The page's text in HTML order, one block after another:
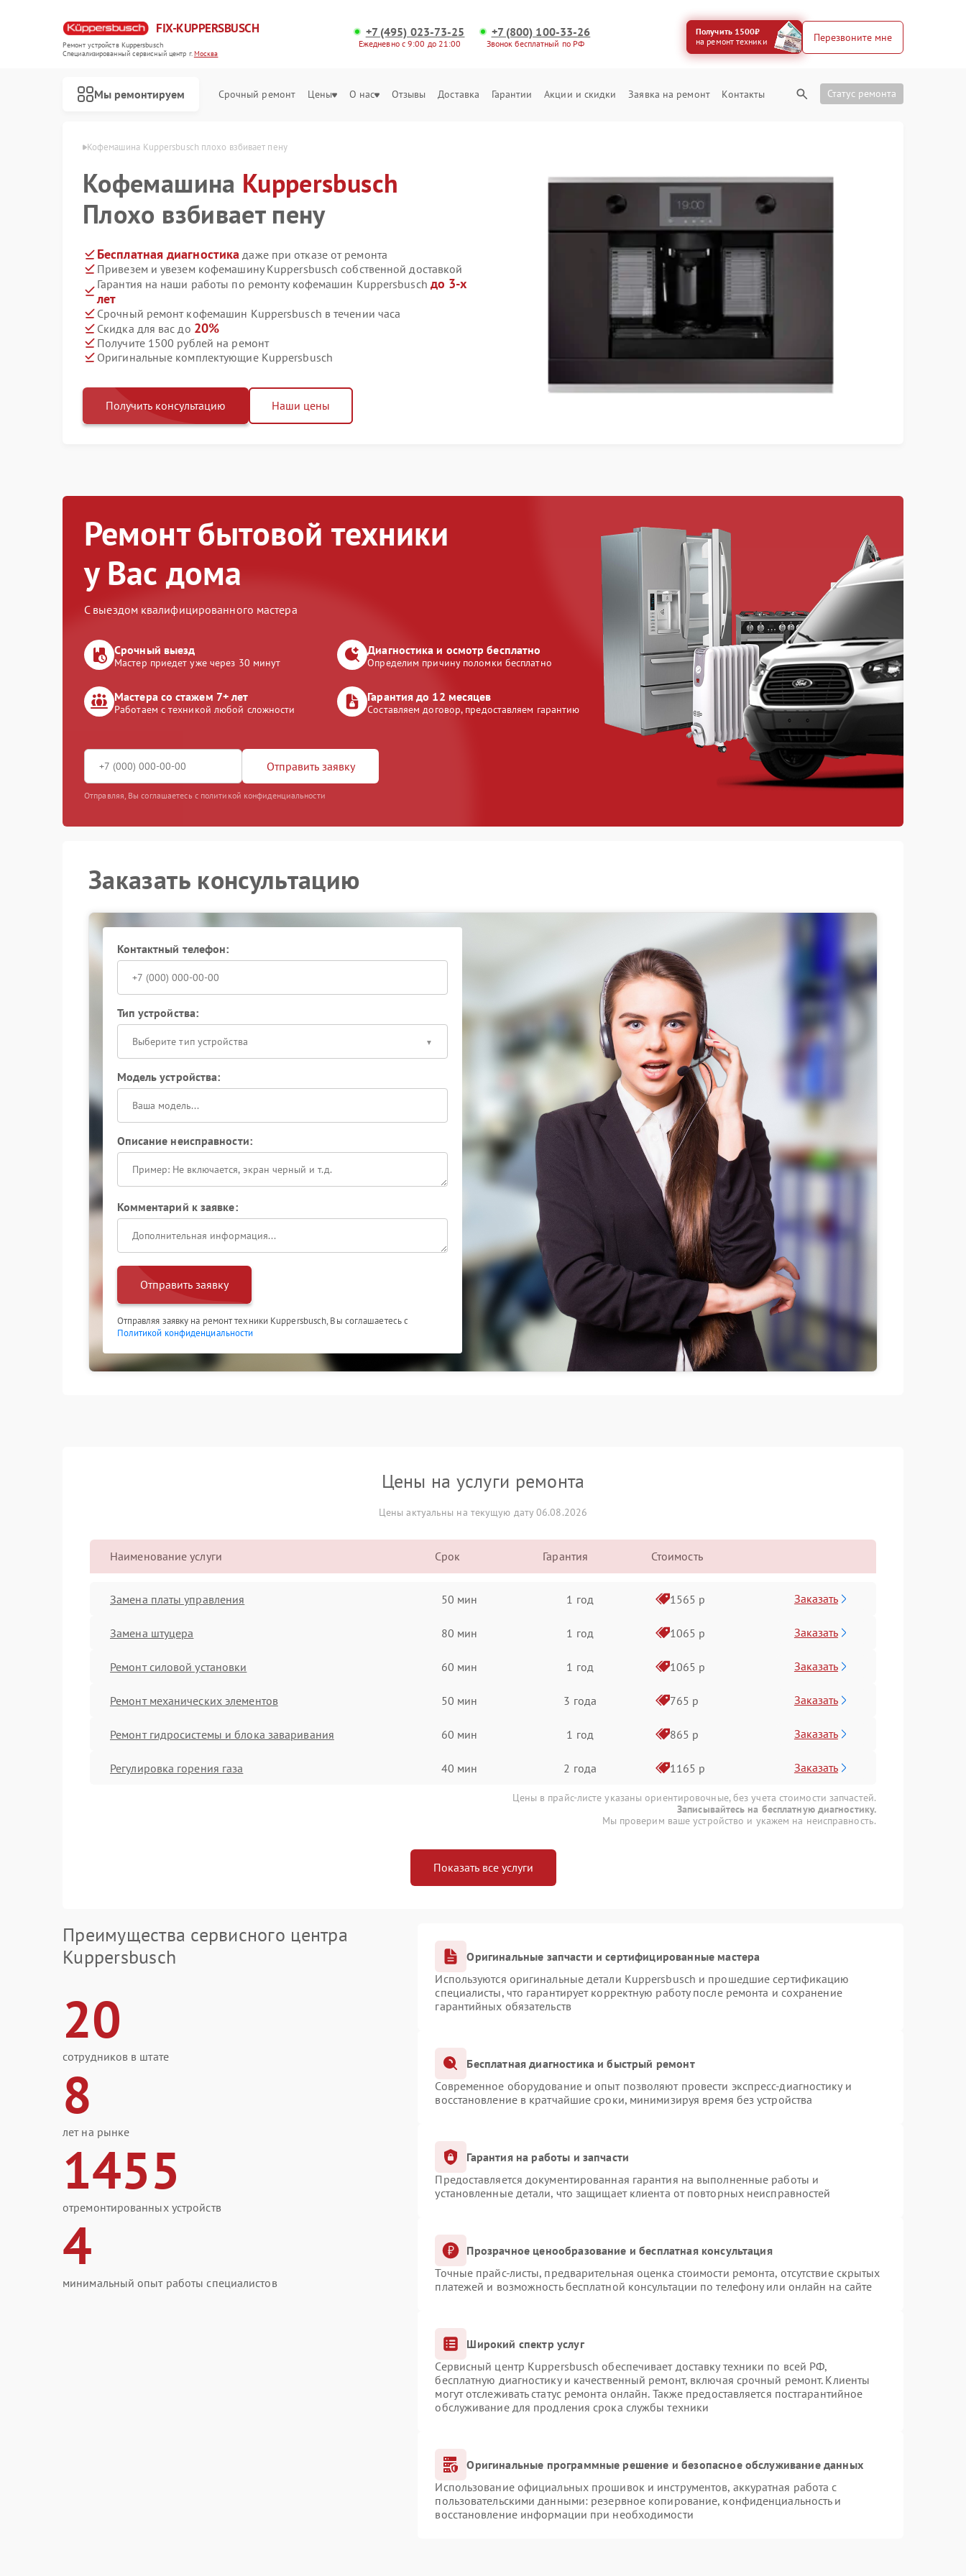
FIX-KUPPERSBUSCH
Ремонт устройств Kuppersbusch
Специализированный cервисный центр г.Москва
+7 (495) 023-73-25
Ежедневно с 9:00 до 21:00
+7 (800) 100-33-26
Звонок бесплатный по РФ
Получить 1500₽
на ремонт техники
Перезвоните мне
Мы ремонтируем Срочный ремонт Цены О нас Отзывы Доставка Гарантии Акции и скидки Заявка на ремонт Контакты Статус ремонта
Кофемашина Kuppersbusch плохо взбивает пену
Кофемашина Kuppersbusch
Плохо взбивает пену
Бесплатная диагностика даже при отказе от ремонта
Привезем и увезем кофемашину Kuppersbusch собственной доставкой
Гарантия на наши работы по ремонту кофемашин Kuppersbusch до 3-х
лет
Срочный ремонт кофемашин Kuppersbusch в течении часа
Скидка для вас до 20%
Получите 1500 рублей на ремонт
Оригинальные комплектующие Kuppersbusch
Получить консультацию Наши цены
Ремонт бытовой техники
у Вас дома
С выездом квалифицированного мастера
Срочный выезд
Мастер приедет уже через 30 минут
Диагностика и осмотр бесплатно
Определим причину поломки бесплатно
Мастера со стажем 7+ лет
Работаем с техникой любой сложности
Гарантия до 12 месяцев
Составляем договор, предоставляем гарантию
Отправить заявку
Отправляя, Вы соглашаетесь с политикой конфиденциальности
Заказать консультацию
Контактный телефон:
Тип устройства:
Выберите тип устройства
Модель устройства:
Описание неисправности:
Комментарий к заявке:
Отправить заявку
Отправляя заявку на ремонт техники Kuppersbusch, Вы соглашаетесь с
Политикой конфиденциальности
Цены на услуги ремонта
Цены актуальны на текущую дату 06.08.2026
Наименование услуги Срок Гарантия Стоимость
Замена платы управления 50 мин 1 год 1565 р Заказать
Замена штуцера 80 мин 1 год 1065 р Заказать
Ремонт силовой установки 60 мин 1 год 1065 р Заказать
Ремонт механических элементов 50 мин 3 года 765 р Заказать
Ремонт гидросистемы и блока заваривания 60 мин 1 год 865 р Заказать
Регулировка горения газа 40 мин 2 года 1165 р Заказать
Цены в прайс-листе указаны ориентировочные, без учета стоимости запчастей.
Записывайтесь на бесплатную диагностику.
Мы проверим ваше устройство и укажем на неисправность.
Показать все услуги
Преимущества сервисного центра
Kuppersbusch
20
сотрудников в штате
8
лет на рынке
1455
отремонтированных устройств
4
минимальный опыт работы специалистов
Оригинальные запчасти и сертифицированные мастера
Используются оригинальные детали Kuppersbusch и прошедшие сертификацию
специалисты, что гарантирует корректную работу после ремонта и сохранение
гарантийных обязательств
Бесплатная диагностика и быстрый ремонт
Современное оборудование и опыт позволяют провести экспресс-диагностику и
восстановление в кратчайшие сроки, минимизируя время без устройства
Гарантия на работы и запчасти
Предоставляется документированная гарантия на выполненные работы и
установленные детали, что защищает клиента от повторных неисправностей
Прозрачное ценообразование и бесплатная консультация
Точные прайс-листы, предварительная оценка стоимости ремонта, отсутствие скрытых
платежей и возможность бесплатной консультации по телефону или онлайн на сайте
Широкий спектр услуг
Сервисный центр Kuppersbusch обеспечивает доставку техники по всей РФ,
бесплатную диагностику и качественный ремонт, включая срочный ремонт. Клиенты
могут отслеживать статус ремонта онлайн. Также предоставляется постгарантийное
обслуживание для продления срока службы техники
Оригинальные программные решение и безопасное обслуживание данных
Использование официальных прошивок и инструментов, аккуратная работа с
пользовательскими данными: резервное копирование, конфиденциальность и
восстановление информации при необходимости